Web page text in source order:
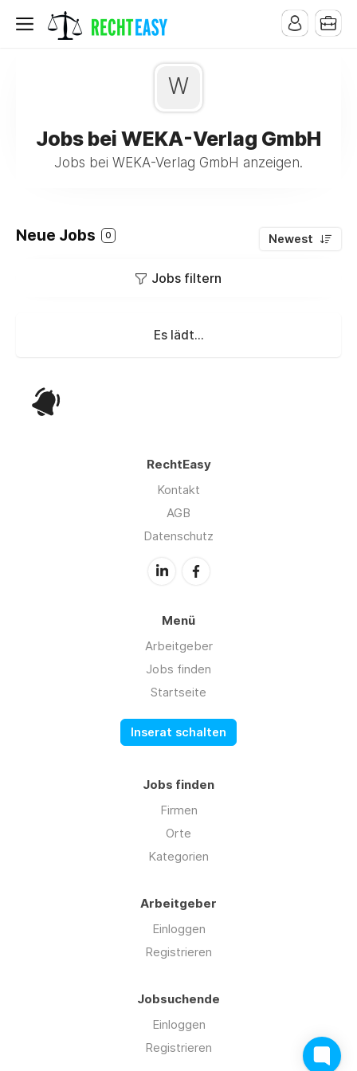
W
Jobs bei WEKA-Verlag GmbH
Jobs bei WEKA-Verlag GmbH anzeigen.
Neue Jobs 0 Newest
Jobs filtern
Es lädt...
RechtEasy
Kontakt
AGB
Datenschutz
Menü
Arbeitgeber
Jobs finden
Startseite
Inserat schalten
Jobs finden
Firmen
Orte
Kategorien
Arbeitgeber
Einloggen
Registrieren
Jobsuchende
Einloggen
Registrieren